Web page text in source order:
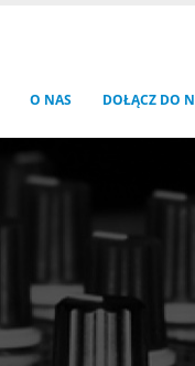
O NAS DOŁĄCZ DO